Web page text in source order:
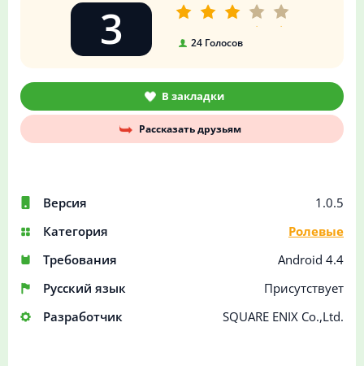
Версия
1.0.5
Категория
Ролевые
Требования
Android 4.4
Русский язык
Присутствует
Разработчик
SQUARE ENIX Co.,Ltd.
3 24 Голосов
В закладки
Рассказать друзьям